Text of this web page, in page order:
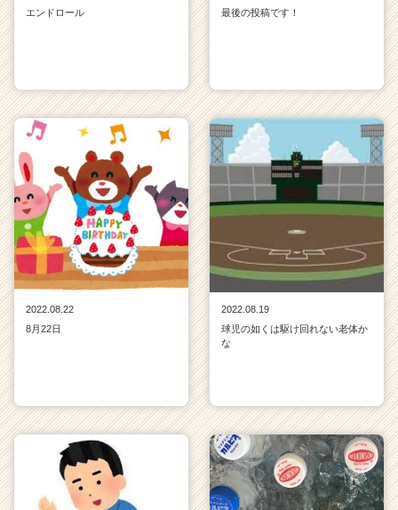
エンドロール
最後の投稿です！
2022.08.22
8月22日
2022.08.19
球児の如くは駆け回れない老体か
な